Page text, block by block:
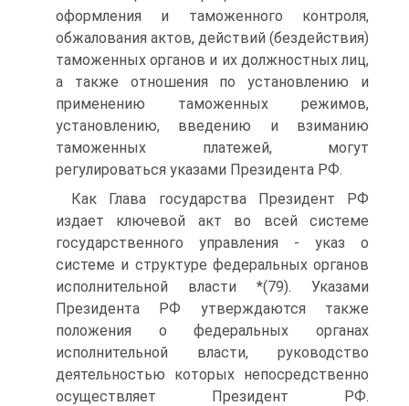
оформления и таможенного контроля,
обжалования актов, действий (бездействия)
таможенных органов и их должностных лиц,
а также отношения по установлению и
применению таможенных режимов,
установлению, введению и взиманию
таможенных платежей, могут
регулироваться указами Президента РФ.
Как Глава государства Президент РФ
издает ключевой акт во всей системе
государственного управления - указ о
системе и структуре федеральных органов
исполнительной власти *(79). Указами
Президента РФ утверждаются также
положения о федеральных органах
исполнительной власти, руководство
деятельностью которых непосредственно
осуществляет Президент РФ.